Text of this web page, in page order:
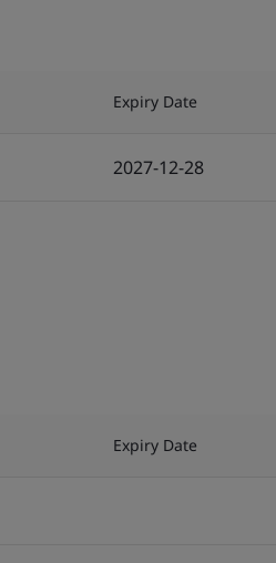
Expiry Date
2027-12-28
Expiry Date